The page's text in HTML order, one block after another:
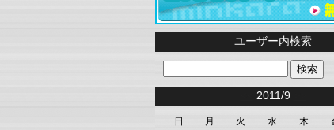
ユーザー内検索
2011/9
日 月 火 水 木